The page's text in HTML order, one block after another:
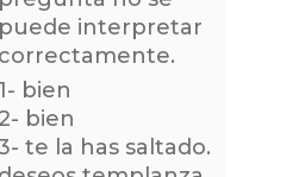
puede interpretar
correctamente.
1- bien
2- bien
te la has saltado.